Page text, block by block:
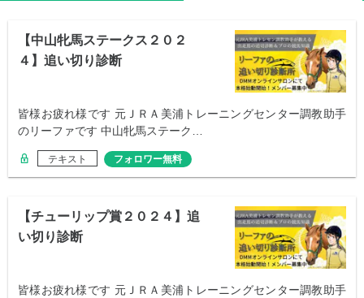
【中山牝馬ステークス２０２
４】追い切り診断
皆様お疲れ様です 元ＪＲＡ美浦トレーニングセンター調教助手
のリーファです 中山牝馬ステーク…
テキスト フォロワー無料
【チューリップ賞２０２４】追
い切り診断
皆様お疲れ様です 元ＪＲＡ美浦トレーニングセンター調教助手